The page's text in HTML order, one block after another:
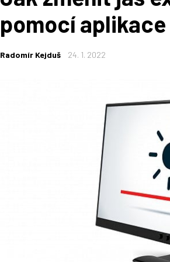
pomocí aplikace
Radomír Kejduš 24. 1. 2022